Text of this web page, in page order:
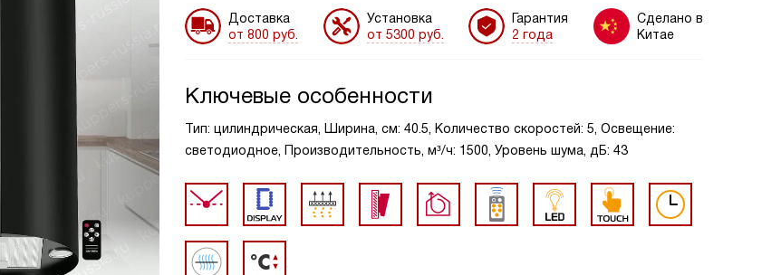
Доставка
от 800 руб.
Установка
от 5300 руб.
Гарантия
2 года
Сделано в
Китае
Ключевые особенности
Тип: цилиндрическая, Ширина, см: 40.5, Количество скоростей: 5, Освещение:
светодиодное, Производительность, м³/ч: 1500, Уровень шума, дБ: 43